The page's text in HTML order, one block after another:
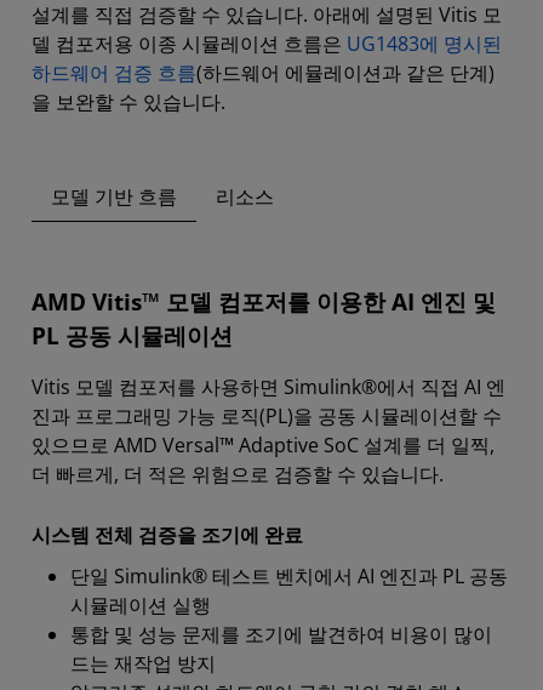
설계를 직접 검증할 수 있습니다. 아래에 설명된 Vitis 모
델 컴포저용 이종 시뮬레이션 흐름은 UG1483에 명시된
하드웨어 검증 흐름(하드웨어 에뮬레이션과 같은 단계)
을 보완할 수 있습니다.
모델 기반 흐름 리소스
AMD Vitis™ 모델 컴포저를 이용한 AI 엔진 및
PL 공동 시뮬레이션
Vitis 모델 컴포저를 사용하면 Simulink®에서 직접 AI 엔
진과 프로그래밍 가능 로직(PL)을 공동 시뮬레이션할 수
있으므로 AMD Versal™ Adaptive SoC 설계를 더 일찍,
더 빠르게, 더 적은 위험으로 검증할 수 있습니다.
시스템 전체 검증을 조기에 완료
단일 Simulink® 테스트 벤치에서 AI 엔진과 PL 공동
시뮬레이션 실행
통합 및 성능 문제를 조기에 발견하여 비용이 많이
드는 재작업 방지